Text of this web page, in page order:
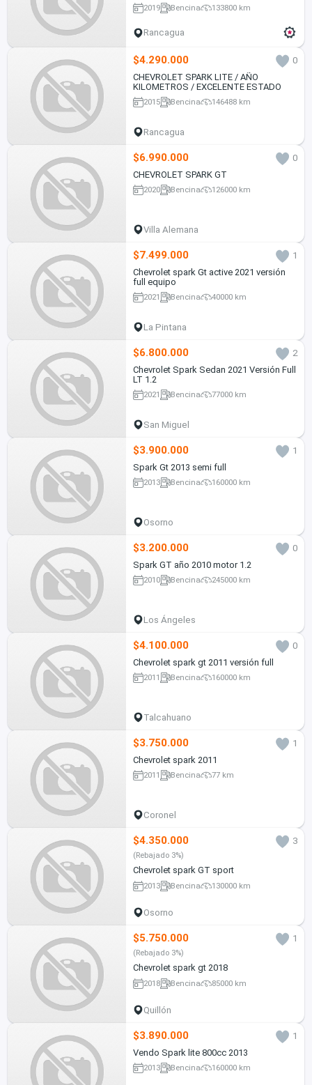
2019 Bencina 133800 km
Rancagua
$4.290.000
0
CHEVROLET SPARK LITE / AÑO
KILOMETROS / EXCELENTE ESTADO
2015 Bencina 146488 km
Rancagua
$6.990.000
0
CHEVROLET SPARK GT
2020 Bencina 126000 km
Villa Alemana
$7.499.000
1
Chevrolet spark Gt active 2021 versión
full equipo
2021 Bencina 40000 km
La Pintana
$6.800.000
2
Chevrolet Spark Sedan 2021 Versión Full
LT 1.2
2021 Bencina 77000 km
San Miguel
$3.900.000
1
Spark Gt 2013 semi full
2013 Bencina 160000 km
Osorno
$3.200.000
0
Spark GT año 2010 motor 1.2
2010 Bencina 245000 km
Los Ángeles
$4.100.000
0
Chevrolet spark gt 2011 versión full
2011 Bencina 160000 km
Talcahuano
$3.750.000
1
Chevrolet spark 2011
2011 Bencina 77 km
Coronel
$4.350.000 3
(Rebajado 3%)
Chevrolet spark GT sport
2013 Bencina 130000 km
Osorno
$5.750.000 1
(Rebajado 3%)
Chevrolet spark gt 2018
2018 Bencina 85000 km
Quillón
$3.890.000
1
Vendo Spark lite 800cc 2013
2013 Bencina 160000 km